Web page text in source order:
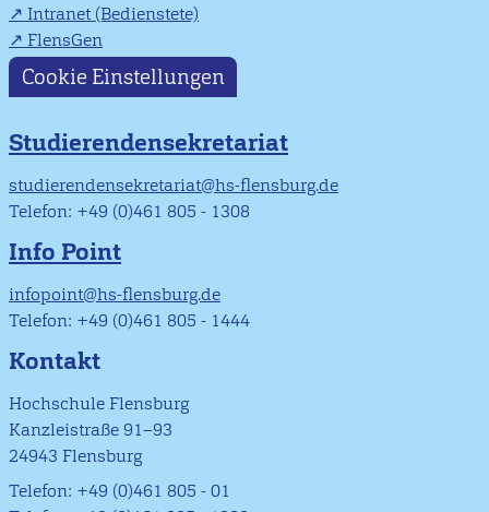
Intranet (Bedienstete)
FlensGen
Cookie Einstellungen
Studierendensekretariat
studierendensekretariat@hs-flensburg.de
Telefon: +49 (0)461 805 - 1308
Info Point
infopoint@hs-flensburg.de
Telefon: +49 (0)461 805 - 1444
Kontakt
Hochschule Flensburg
Kanzleistraße 91–93
24943 Flensburg
Telefon: +49 (0)461 805 - 01